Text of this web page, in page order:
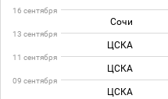
16 сентября
Сочи
13 сентября
ЦСКА
11 сентября
ЦСКА
09 сентября
ЦСКА